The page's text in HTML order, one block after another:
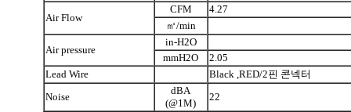
Air Flow
CFM
4.27
㎥/min
Air pressure
in-H2O
mmH2O
2.05
Lead Wire
Black ,RED/2핀 콘넥터
Noise
dBA
(@1M)
22